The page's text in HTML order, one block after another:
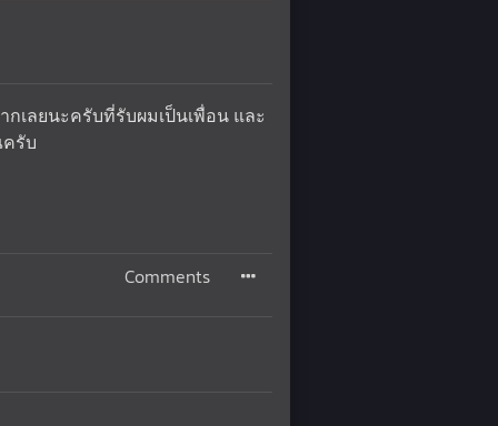
ลยนะครับที่รับผมเป็นเพื่อน และ
รับ
Comments